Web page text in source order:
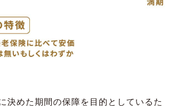
決めた期間の保障を目的としているた